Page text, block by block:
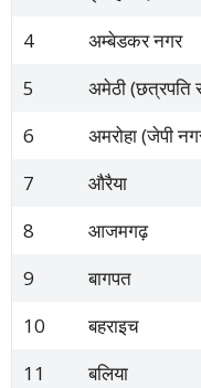
4
अम्बेडकर नगर
5
अमेठी (छत्रपति
6
अमरोहा (जेपी
7
औरैया
8
आजमगढ़
9
बागपत
10
बहराइच
11
बलिया